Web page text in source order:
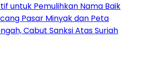
untuk Pemulihkan Nama Baik
Pasar Minyak dan Peta
Cabut Sanksi Atas Suriah